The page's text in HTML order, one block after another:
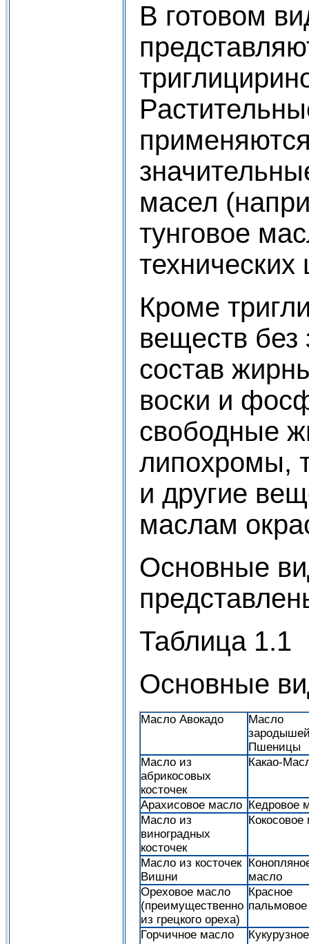
В готовом
масел
тунговое
Кроме
веществ без
состав
воски и
свободные
липохромы,
и другие
маслам
Основные
Таблица 1.1
Основные
Масло Авокадо
Масло
Пшеницы
Масло из
абрикосовых
косточек
Какао-
Арахисовое масло
Кедровое
Масло из
виноградных
косточек
Масло из косточек
Вишни
масло
Ореховое масло
(преимущественно
из грецкого ореха)
Красное
Горчичное масло